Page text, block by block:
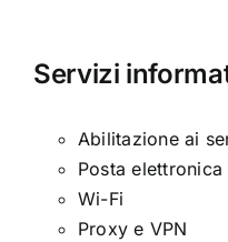
Servizi
Abilitazione ai
Posta elettronica
Wi-Fi
Proxy e VPN